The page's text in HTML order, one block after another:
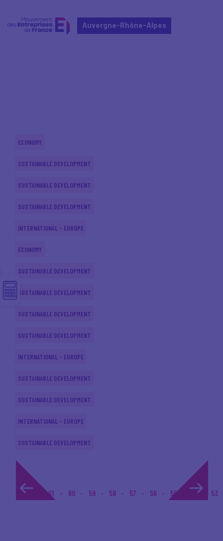
Auvergne-Rhône-Alpes
ECONOMY
SUSTAINABLE DEVELOPMENT
SUSTAINABLE DEVELOPMENT
SUSTAINABLE DEVELOPMENT
INTERNATIONAL - EUROPE
ECONOMY
SUSTAINABLE DEVELOPMENT
SUSTAINABLE DEVELOPMENT
SUSTAINABLE DEVELOPMENT
SUSTAINABLE DEVELOPMENT
INTERNATIONAL - EUROPE
SUSTAINABLE DEVELOPMENT
SUSTAINABLE DEVELOPMENT
INTERNATIONAL - EUROPE
SUSTAINABLE DEVELOPMENT
1... 61 60 59 58 57 56 55 54 53